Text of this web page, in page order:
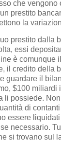
che vengono
prestito
la
prestito dalla
essi
è comunque
il credito della
guardare il
$100 miliardi
li possiede.
di
essere
necessario.
si trovano sul